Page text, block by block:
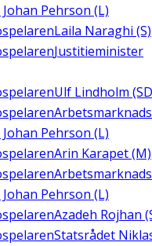
Pehrson (L)
Laila Naraghi (S)
Justitieminister
Ulf Lindholm
Pehrson (L)
Arin Karapet (M)
Pehrson (L)
Azadeh Rojhan
Statsrådet